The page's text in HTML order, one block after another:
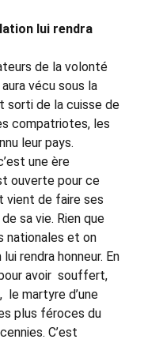
lui rendra
de la volonté
vécu sous la
sorti de la cuisse de
compatriotes, les
leur pays.
une ère
ouverte pour ce
vient de faire ses
sa vie. Rien que
nationales et on
rendra honneur. En
avoir souffert,
le martyre d’une
plus féroces du
C’est